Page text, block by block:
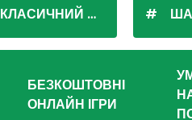
КЛАСИЧНИЙ ПАСЬЯНС
БЕЗКОШТОВНІ
ОНЛАЙН ІГРИ